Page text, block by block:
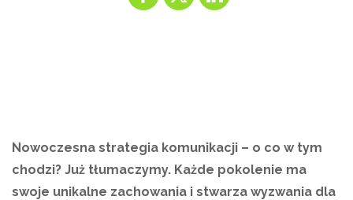
Nowoczesna strategia komunikacji – o co w tym
chodzi? Już tłumaczymy. Każde pokolenie ma
swoje unikalne zachowania i stwarza wyzwania dla